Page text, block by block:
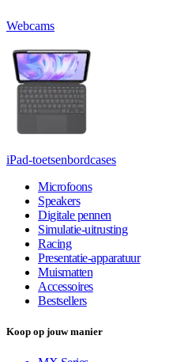
Webcams
iPad-toetsenbordcases
Microfoons
Speakers
Digitale pennen
Simulatie-uitrusting
Racing
Presentatie-apparatuur
Muismatten
Accessoires
Bestsellers
Koop op jouw manier